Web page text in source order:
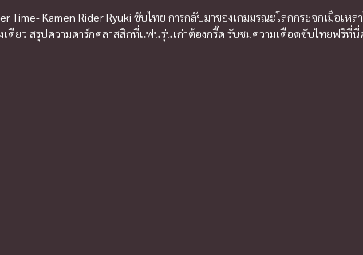
Time- Kamen Rider Ryuki ซับไทย การกลับมาของเกมมรณะโลกกระจกเมื่อเห
เดียว สรุปความดาร์กคลาสสิกที่แฟนรุ่นเก่าต้องกรี๊ด รับชมความเดือดซับไทยฟรีที่นี่